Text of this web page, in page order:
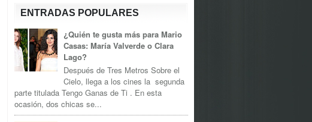
ENTRADAS POPULARES
¿Quién te gusta más para Mario
Casas: María Valverde o Clara
Lago?
Después de Tres Metros Sobre el
Cielo, llega a los cines la segunda
parte titulada Tengo Ganas de Ti . En esta
ocasión, dos chicas se...